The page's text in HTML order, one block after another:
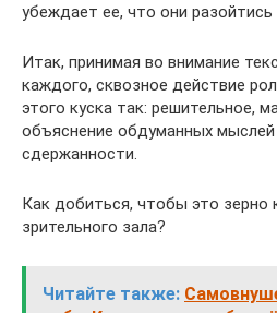
убеждает ее, что они разойтись
Итак, принимая во внимание
каждого, сквозное действие
этого куска так: решительное,
объяснение обдуманных
сдер­жанности.
Как добиться, чтобы это зерно
зритель­ного зала?
Читайте также: